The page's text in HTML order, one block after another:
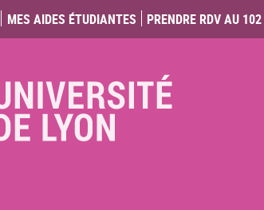
MES AIDES ÉTUDIANTES PRENDRE RDV AU 102